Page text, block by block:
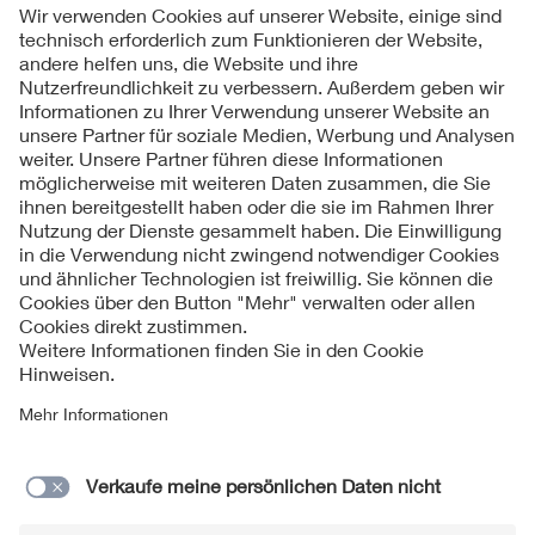
Insgesamt war der Ausflug ein voller Erfolg und wir
bedanken uns bei der Firma Beckhoff Automation GmbH
für ihre Gastfreundschaft.
Folgen Sie uns
Datenschutzinformationen